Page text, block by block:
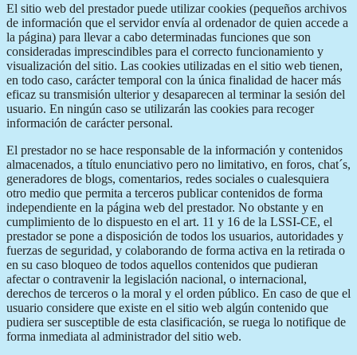
El sitio web del prestador puede utilizar cookies (pequeños archivos
de información que el servidor envía al ordenador de quien accede a
la página) para llevar a cabo determinadas funciones que son
consideradas imprescindibles para el correcto funcionamiento y
visualización del sitio. Las cookies utilizadas en el sitio web tienen,
en todo caso, carácter temporal con la única finalidad de hacer más
eficaz su transmisión ulterior y desaparecen al terminar la sesión del
usuario. En ningún caso se utilizarán las cookies para recoger
información de carácter personal.
El prestador no se hace responsable de la información y contenidos
almacenados, a título enunciativo pero no limitativo, en foros, chat´s,
generadores de blogs, comentarios, redes sociales o cualesquiera
otro medio que permita a terceros publicar contenidos de forma
independiente en la página web del prestador. No obstante y en
cumplimiento de lo dispuesto en el art. 11 y 16 de la LSSI-CE, el
prestador se pone a disposición de todos los usuarios, autoridades y
fuerzas de seguridad, y colaborando de forma activa en la retirada o
en su caso bloqueo de todos aquellos contenidos que pudieran
afectar o contravenir la legislación nacional, o internacional,
derechos de terceros o la moral y el orden público. En caso de que el
usuario considere que existe en el sitio web algún contenido que
pudiera ser susceptible de esta clasificación, se ruega lo notifique de
forma inmediata al administrador del sitio web.